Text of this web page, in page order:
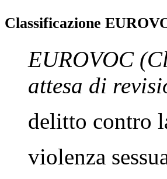
Classificazione
EUROVOC
attesa di
delitto contro
violenza